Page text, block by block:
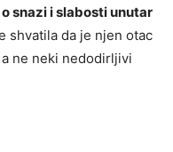
snazi i slabosti unutar
shvatila da je njen otac
ne neki nedodirljivi